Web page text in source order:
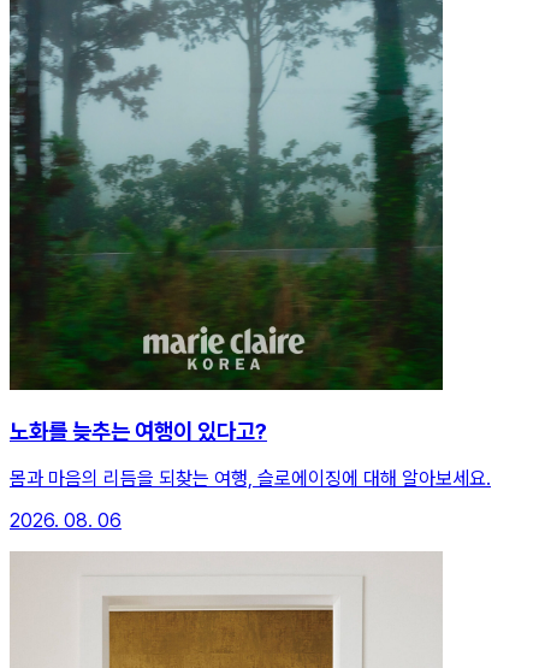
노화를 늦추는 여행이 있다고?
몸과 마음의 리듬을 되찾는 여행, 슬로에이징에 대해 알아보세요.
2026. 08. 06